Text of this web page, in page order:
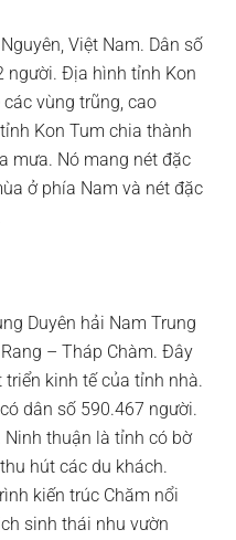
Việt Nam. Dân số
người. Địa hình tỉnh Kon
vùng trũng, cao
Kon Tum chia thành
mưa. Nó mang nét đặc
ở phía Nam và nét đặc
Duyên hải Nam Trung
– Tháp Chàm. Đây
kinh tế của tỉnh nhà.
dân số 590.467 người.
thuận là tỉnh có bờ
hút các du khách.
kiến trúc Chăm nổi
sinh thái nhu vườn